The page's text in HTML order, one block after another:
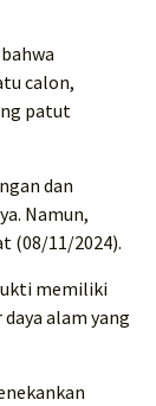
calon,
patut
dan
Namun,
(08/11/2024).
memiliki
alam yang